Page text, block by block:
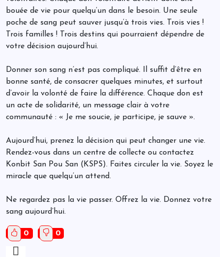
bouée de vie pour quelqu’un dans le besoin. Une seule
poche de sang peut sauver jusqu’à trois vies. Trois vies !
Trois familles ! Trois destins qui pourraient dépendre de
votre décision aujourd’hui.
Donner son sang n’est pas compliqué. Il suffit d’être en
bonne santé, de consacrer quelques minutes, et surtout
d’avoir la volonté de faire la différence. Chaque don est
un acte de solidarité, un message clair à votre
communauté : « Je me soucie, je participe, je sauve ».
Aujourd’hui, prenez la décision qui peut changer une vie.
Rendez-vous dans un centre de collecte ou contactez
Konbit San Pou San (KSPS). Faites circuler la vie. Soyez le
miracle que quelqu’un attend.
Ne regardez pas la vie passer. Offrez la vie. Donnez votre
sang aujourd’hui.
0 0